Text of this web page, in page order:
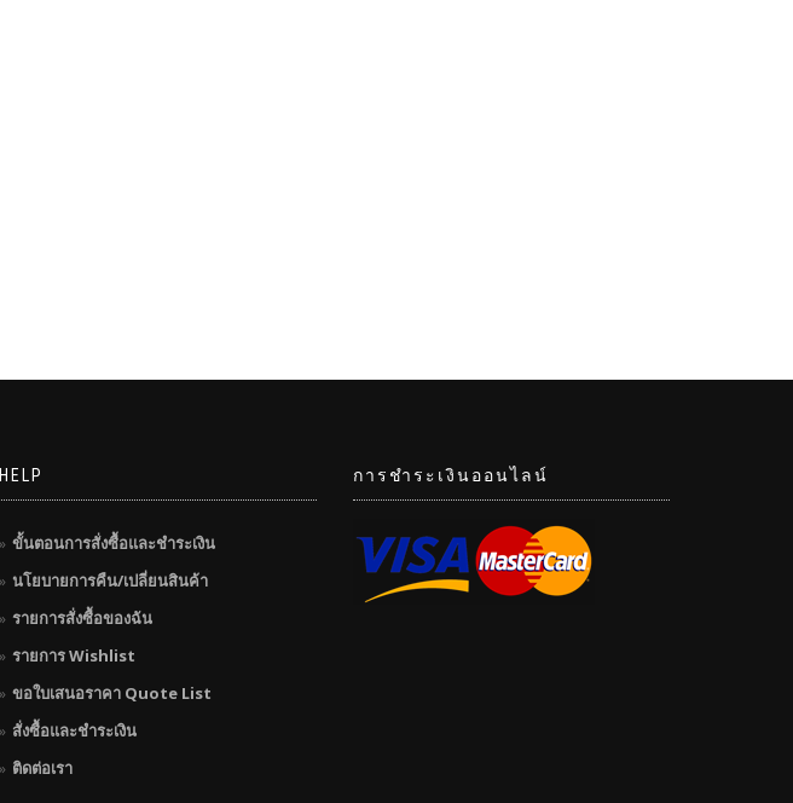
HELP
ขั้นตอนการสั่งซื้อและชำระเงิน
นโยบายการคืน/เปลี่ยนสินค้า
รายการสั่งซื้อของฉัน
รายการ Wishlist
ขอใบเสนอราคา Quote List
สั่งซื้อและชำระเงิน
ติดต่อเรา
การชำระเงินออนไลน์